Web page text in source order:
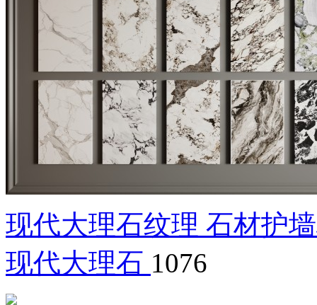
现代大理石纹理 石材护
现代大理石 1076